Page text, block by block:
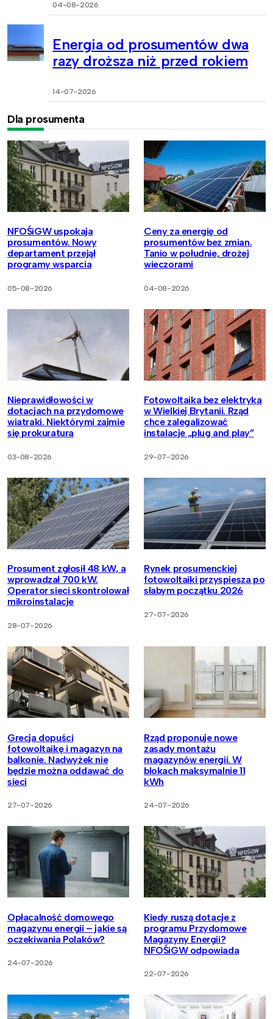
04-08-2026
Energia od prosumentów dwa
razy droższa niż przed rokiem
14-07-2026
Dla prosumenta
NFOŚiGW uspokaja
prosumentów. Nowy
departament przejął
programy wsparcia
05-08-2026
Ceny za energię od
prosumentów bez zmian.
Tanio w południe, drożej
wieczorami
04-08-2026
Nieprawidłowości w
dotacjach na przydomowe
wiatraki. Niektórymi zajmie
się prokuratura
03-08-2026
Fotowoltaika bez elektryka
w Wielkiej Brytanii. Rząd
chce zalegalizować
instalacje „plug and play”
29-07-2026
Prosument zgłosił 48 kW, a
wprowadzał 700 kW.
Operator sieci skontrolował
mikroinstalacje
28-07-2026
Rynek prosumenckiej
fotowoltaiki przyspiesza po
słabym początku 2026
27-07-2026
Grecja dopuści
fotowoltaikę i magazyn na
balkonie. Nadwyżek nie
będzie można oddawać do
sieci
27-07-2026
Rząd proponuje nowe
zasady montażu
magazynów energii. W
blokach maksymalnie 11
kWh
24-07-2026
Opłacalność domowego
magazynu energii – jakie są
oczekiwania Polaków?
24-07-2026
Kiedy ruszą dotacje z
programu Przydomowe
Magazyny Energii?
NFOŚiGW odpowiada
22-07-2026